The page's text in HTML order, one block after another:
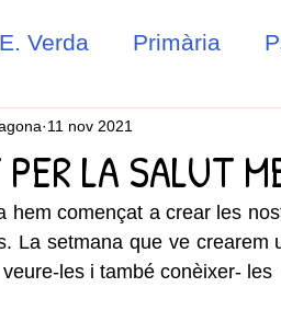
E. Verda Primària
LA SALUT
11 nov 2021
hem començat a crear les
La setmana que ve
les i també conèixer-